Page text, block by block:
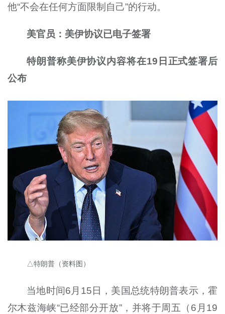
他“不会在任何方面限制自己”的行动。
美官员：美伊协议已电子签署
特朗普称美伊协议内容将在19日正式签署后
公布
△特朗普（资料图）
当地时间6月15日，美国总统特朗普表示，霍
尔木兹海峡“已经部分开放”，并将于周五（6月19